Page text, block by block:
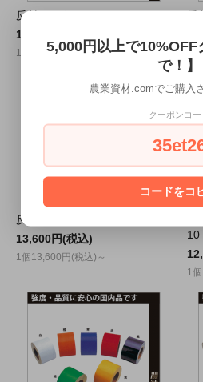
反射シート7 80㎜*46Ｍ YT-7
16,900円(税込)
1個16,900円(税込)～
反
1
反射シート9 60㎜*46Ｍ YT-9
13,600円(税込)
1個13,600円(税込)～
10
1
5,000円以上で10%OFF
で！】
農業資材.comでご購入
クーポンコー
コードをコ